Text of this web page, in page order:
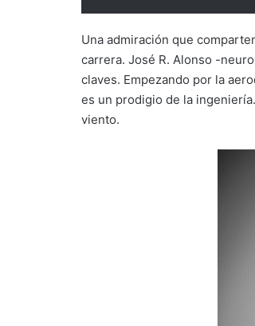
Una admiración que
carrera. José R. Alonso -
claves. Empezando por la
es un prodigio de la
viento.